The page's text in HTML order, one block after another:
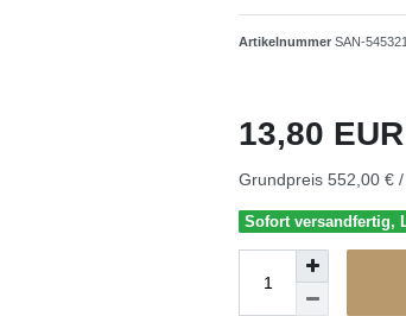
Artikelnummer SAN-545321
13,80 EUR
Grundpreis 552,00 €
Sofort versandfertig,